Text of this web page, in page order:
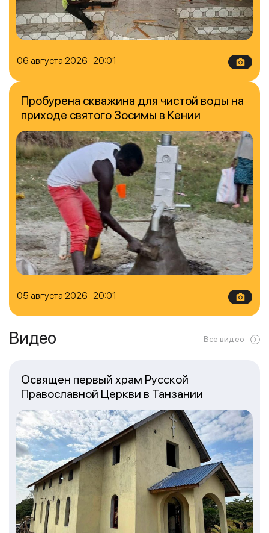
06 августа 2026 20:01
05 августа 2026 20:01
Пробурена скважина для чистой воды на
приходе святого Зосимы в Кении
Видео Все видео
Освящен первый храм Русской
Православной Церкви в Танзании